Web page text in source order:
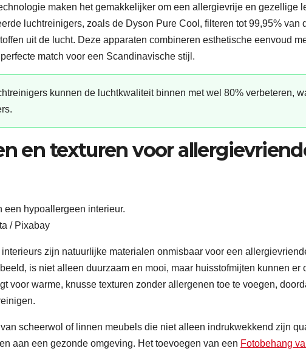
maken het gemakkelijker om een allergievrije en gezellige
luchtreinigers, zoals de Dyson Pure Cool, filteren tot 99,95% van
uit de lucht. Deze apparaten combineren esthetische eenvoud
match voor een Scandinavische stijl.
kunnen de luchtkwaliteit binnen met wel 80% verbeteren,
en texturen voor
/ Pixabay
interieurs zijn natuurlijke materialen onmisbaar voor een
is niet alleen duurzaam en mooi, maar huisstofmijten kunnen er
voor warme, knusse texturen zonder allergenen toe te voegen,
scheerwol of linnen meubels die niet alleen indrukwekkend zijn
aan een gezonde omgeving. Het toevoegen van een Fotobehang